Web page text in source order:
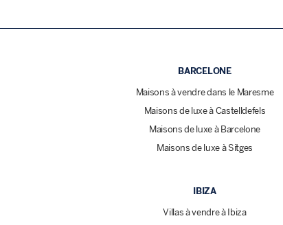
BARCELONE
Maisons à vendre dans le Maresme
Maisons de luxe à Castelldefels
Maisons de luxe à Barcelone
Maisons de luxe à Sitges
IBIZA
Villas à vendre à Ibiza